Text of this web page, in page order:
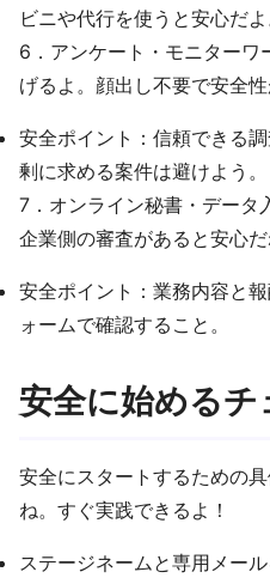
ビニや代行を使うと安心だよ
6．アンケート・モニターワ
げるよ。顔出し不要で安全性
安全ポイント：信頼できる
剰に求める案件は避けよう。
7．オンライン秘書・データ
企業側の審査があると安心だ
安全ポイント：業務内容と
ォームで確認すること。
安全に始めるチ
安全にスタートするための
ね。すぐ実践できるよ！
ステージネームと専用メー